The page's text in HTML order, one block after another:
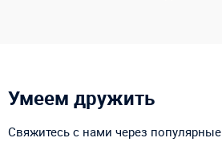
Умеем дружить
Свяжитесь с нами через популярные